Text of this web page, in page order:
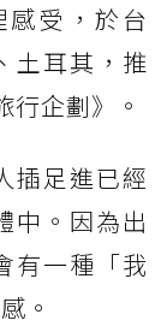
受，於台
土耳其，推
行企劃》。
插足進已經
中。因為出
有一種「我
。